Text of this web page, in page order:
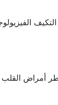
أمراض